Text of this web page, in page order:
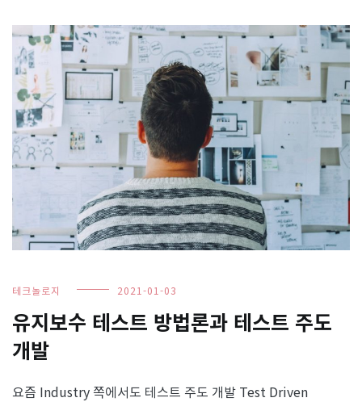
테크놀로지 2021-01-03
유지보수 테스트 방법론과 테스트 주도
개발
요즘 Industry 쪽에서도 테스트 주도 개발 Test Driven